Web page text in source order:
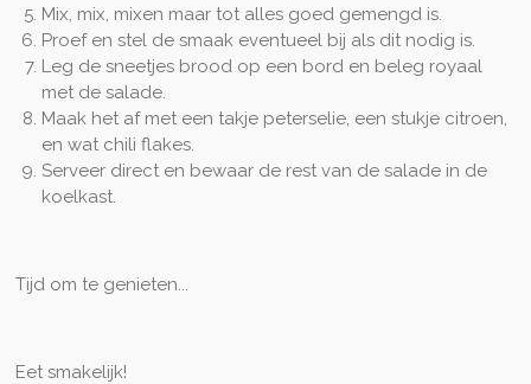
Mix, mix, mixen maar tot alles goed gemengd is.
Proef en stel de smaak eventueel bij als dit nodig is.
Leg de sneetjes brood op een bord en beleg royaal
met de salade.
Maak het af met een takje peterselie, een stukje citroen,
en wat chili flakes.
Serveer direct en bewaar de rest van de salade in de
koelkast.
Tijd om te genieten...
Eet smakelijk!